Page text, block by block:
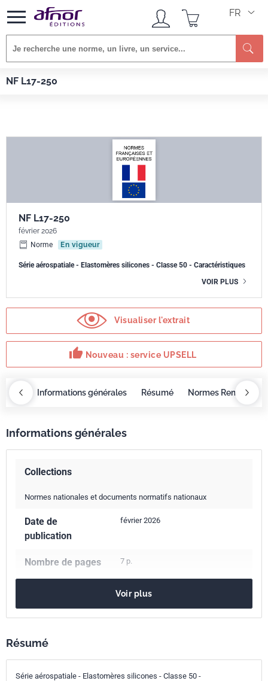
FR
NF L17-250
Afnor EDITIONS
NF L17-250
février 2026
Norme
En vigueur
Série aérospatiale - Elastomères silicones - Classe 50 - Caractéristiques
VOIR PLUS
Visualiser l'extrait
thumb_up Nouveau : service UPSELL
Informations générales Résumé Normes
Informations générales
Collections
Normes nationales et documents normatifs nationaux
Date de
publication
février 2026
Nombre de pages 7 p.
Codes ICS
49.025.40
Voir plus
Résumé
Série aérospatiale - Elastomères silicones - Classe 50 -